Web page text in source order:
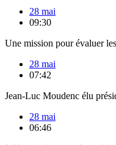
28 mai
09:30
Une mission pour évaluer
28 mai
07:42
Jean-Luc Moudenc élu
28 mai
06:46